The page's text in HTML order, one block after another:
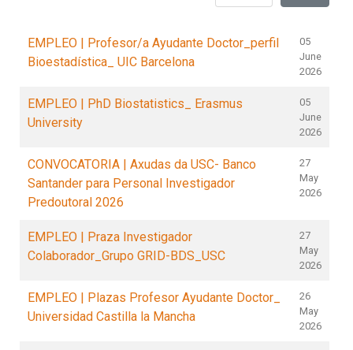
EMPLEO | Profesor/a Ayudante Doctor_perfil
Bioestadística_ UIC Barcelona
05
June
2026
EMPLEO | PhD Biostatistics_ Erasmus
University
05
June
2026
CONVOCATORIA | Axudas da USC- Banco
Santander para Personal Investigador
Predoutoral 2026
27
May
2026
EMPLEO | Praza Investigador
Colaborador_Grupo GRID-BDS_USC
27
May
2026
EMPLEO | Plazas Profesor Ayudante Doctor_
Universidad Castilla la Mancha
26
May
2026